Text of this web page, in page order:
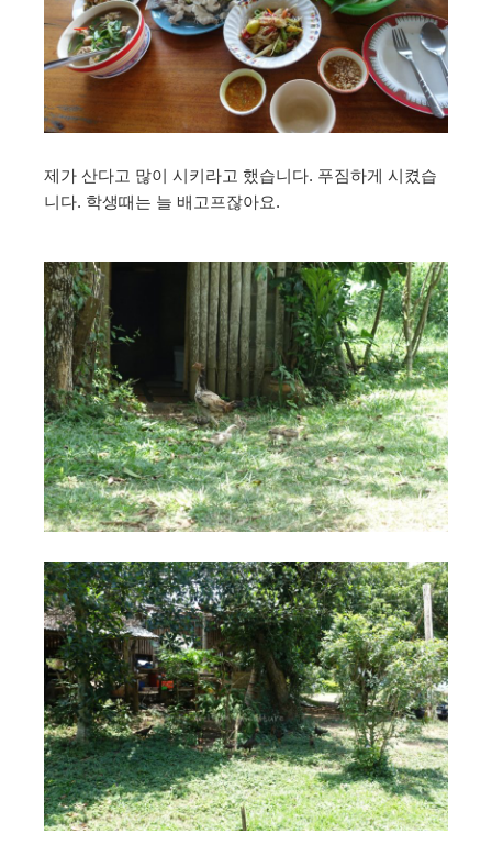
제가 산다고 많이 시키라고 했습니다. 푸짐하게 시켰습
니다. 학생때는 늘 배고프잖아요.